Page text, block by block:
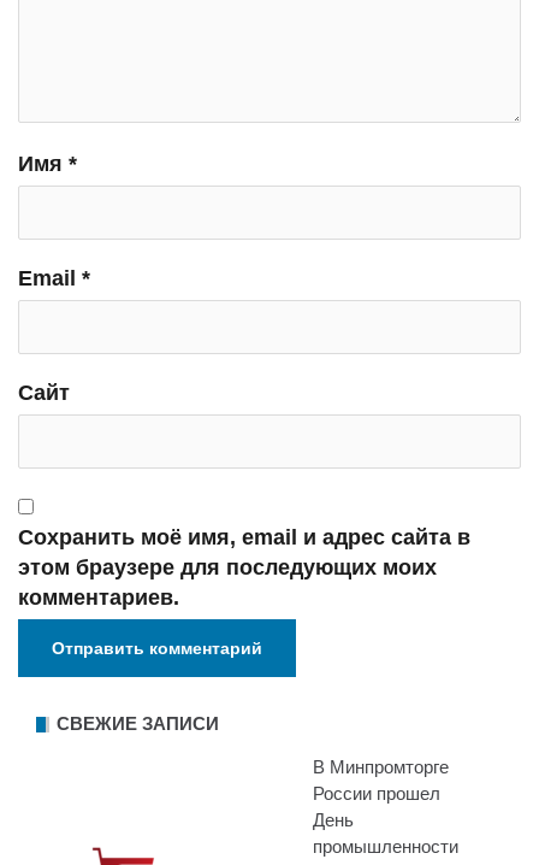
Имя *
Email *
Сайт
Сохранить моё имя, email и адрес сайта в
этом браузере для последующих моих
комментариев.
СВЕЖИЕ ЗАПИСИ
В Минпромторге
России прошел
День
промышленности